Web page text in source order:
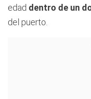
edad dentro de un
del puerto.